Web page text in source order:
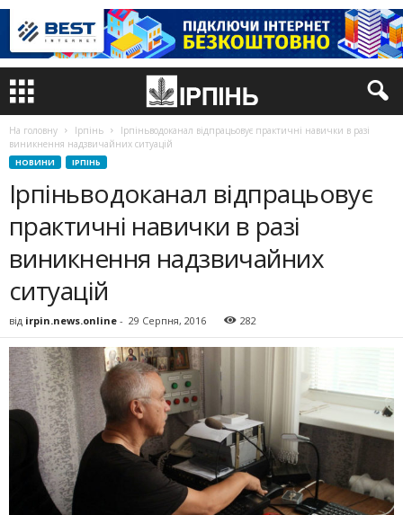
На головну Ірпінь
Ірпіньводоканал відпрацьовує практичні навички в разі
виникнення надзвичайних ситуацій
НОВИНИ ІРПІНЬ
Ірпіньводоканал відпрацьовує
практичні навички в разі
виникнення надзвичайних
ситуацій
від irpin.news.online - 29 Серпня, 2016 282